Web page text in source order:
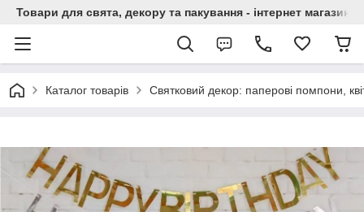
Товари для свята, декору та пакування - інтернет магазин
Каталог товарів Святковий декор: паперові помпони,